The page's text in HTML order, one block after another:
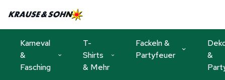
Karneval
&
Fasching
T-
Shirts
& Mehr
Fackeln &
Partyfeuer
&